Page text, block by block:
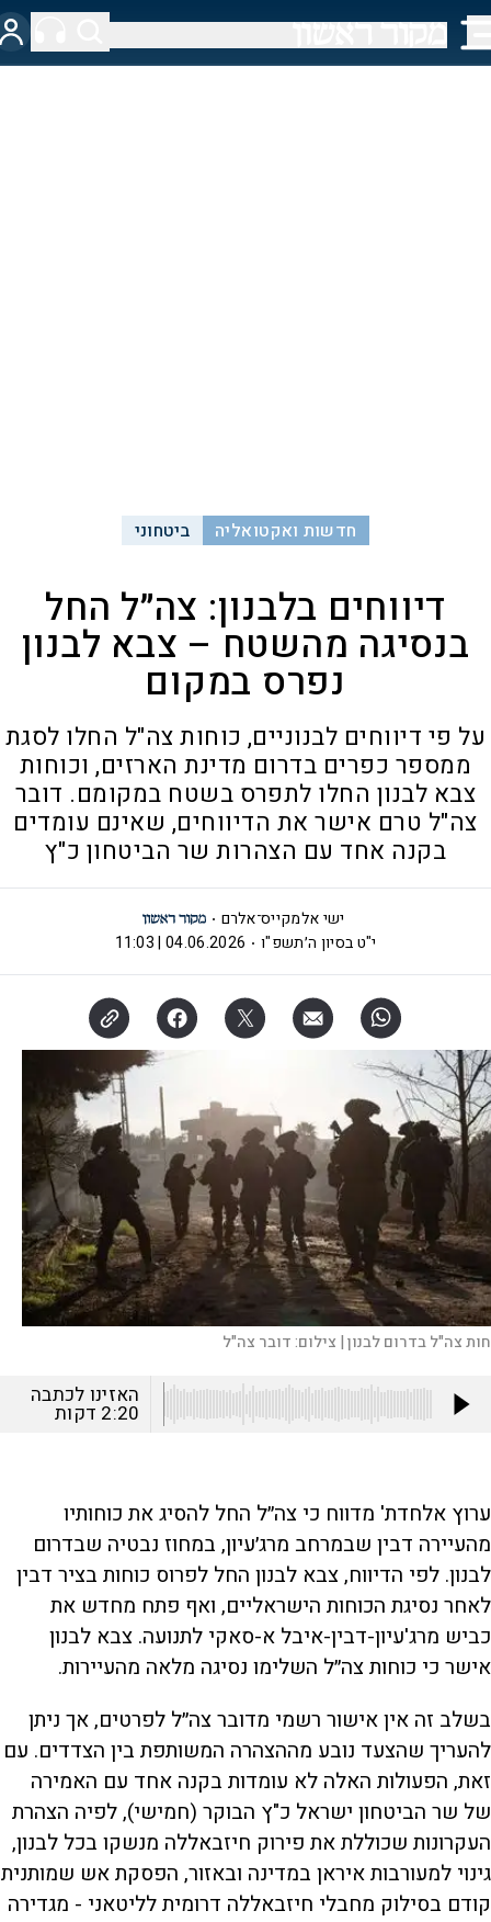
חדשות ואקטואליה ביטחוני
דיווחים בלבנון: צה״ל החל
בנסיגה מהשטח – צבא לבנון
נפרס במקום
על פי דיווחים לבנוניים, כוחות צה"ל החלו לסגת
ממספר כפרים בדרום מדינת הארזים, וכוחות
צבא לבנון החלו לתפרס בשטח במקומם. דובר
צה"ל טרם אישר את הדיווחים, שאינם עומדים
בקנה אחד עם הצהרות שר הביטחון כ"ץ
ישי אלמקייס־אלרם
י"ט בסיון ה׳תשפ"ו
04.06.2026 | 11:03
צה"ל בדרום לבנון | צילום:דובר צה"ל
האזינו לכתבה
2:20 דקות
ערוץ אלחדת' מדווח כי צה״ל החל להסיג את כוחותיו
מהעיירה דבין שבמרחב מרג׳עיון, במחוז נבטיה שבדרום
לבנון. לפי הדיווח, צבא לבנון החל לפרוס כוחות בציר דבין
לאחר נסיגת הכוחות הישראליים, ואף פתח מחדש את
כביש מרג'עיון-דבין-איבל א-סאקי לתנועה. צבא לבנון
אישר כי כוחות צה״ל השלימו נסיגה מלאה מהעיירות.
בשלב זה אין אישור רשמי מדובר צה״ל לפרטים, אך ניתן
להעריך שהצעד נובע מההצהרה המשותפת בין הצדדים. עם
זאת, הפעולות האלה לא עומדות בקנה אחד עם האמירה
של שר הביטחון ישראל כ"ץ הבוקר (חמישי), לפיה הצהרת
העקרונות שכוללת את פירוק חיזבאללה מנשקו בכל לבנון,
גינוי למעורבות איראן במדינה ובאזור, הפסקת אש שמותנית
קודם בסילוק מחבלי חיזבאללה דרומית לליטאני - מגדירה